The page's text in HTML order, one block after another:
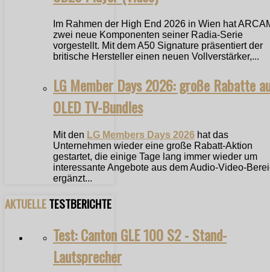
Im Rahmen der High End 2026 in Wien hat
zwei neue Komponenten seiner Radia-Serie
vorgestellt. Mit dem A50 Signature präsentiert der
britische Hersteller einen neuen Vollverstärker,...
LG Member Days 2026: große Rabatte
OLED TV-Bundles
Mit den LG Members Days 2026 hat das
Unternehmen wieder eine große Rabatt-Aktion
gestartet, die einige Tage lang immer wieder um
interessante Angebote aus dem Audio-Video-
ergänzt...
AKTUELLETESTBERICHTE
Test: Canton GLE 100 S2 - Stand-
Lautsprecher